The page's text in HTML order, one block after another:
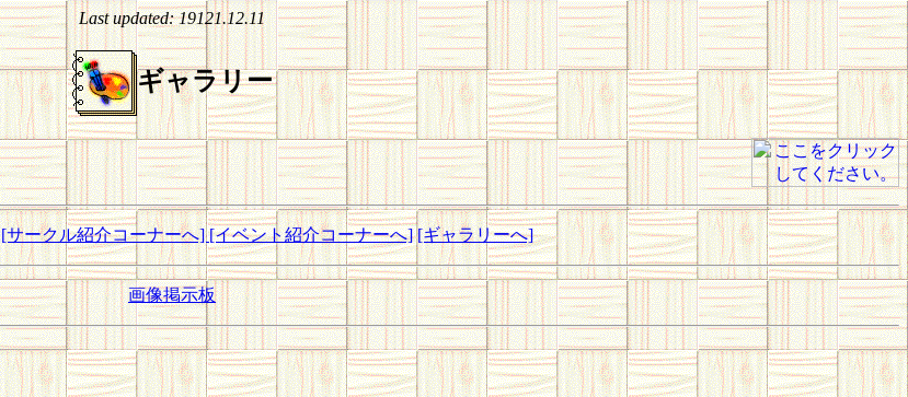
Last updated:19121.12.11
ギャラリー
[サークル紹介コーナーへ][イベント紹介コーナーへ] [ギャラリーへ]
画像掲示板